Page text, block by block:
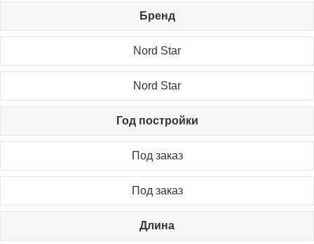
Бренд
Nord Star
Nord Star
Год постройки
Под заказ
Под заказ
Длина